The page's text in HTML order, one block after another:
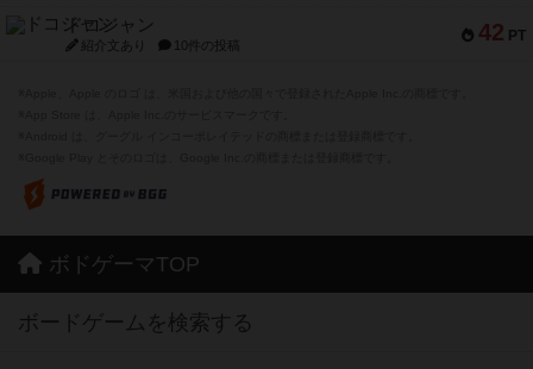
42 PT
ドコジャン
紹介文あり 10件の投稿
ボドゲーマTOP
ボードゲームを検索する